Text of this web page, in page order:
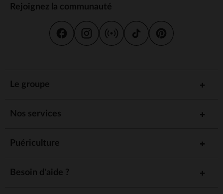
Rejoignez la communauté
Le groupe
Nos services
Puériculture
Besoin d'aide ?